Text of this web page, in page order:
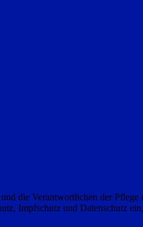
die Verantwortlichen der Pflege
Impfschutz und Datenschutz